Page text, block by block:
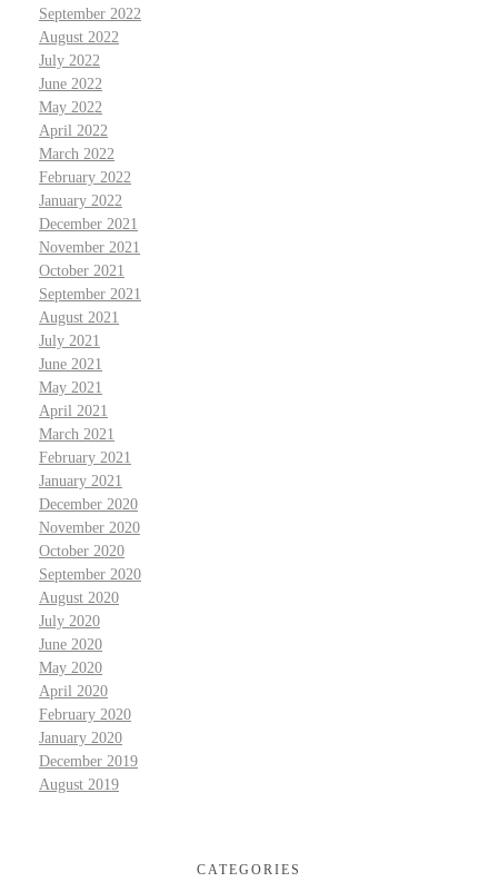
September 2022
August 2022
July 2022
June 2022
May 2022
April 2022
March 2022
February 2022
January 2022
December 2021
November 2021
October 2021
September 2021
August 2021
July 2021
June 2021
May 2021
April 2021
March 2021
February 2021
January 2021
December 2020
November 2020
October 2020
September 2020
August 2020
July 2020
June 2020
May 2020
April 2020
February 2020
January 2020
December 2019
August 2019
CATEGORIES